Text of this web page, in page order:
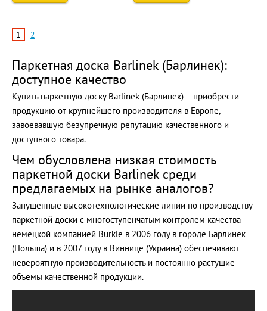
1 2
Паркетная доска Barlinek (Барлинек):
доступное качество
Купить паркетную доску Barlinek (Барлинек) – приобрести
продукцию от крупнейшего производителя в Европе,
завоевавшую безупречную репутацию качественного и
доступного товара.
Чем обусловлена низкая стоимость
паркетной доски Barlinek среди
предлагаемых на рынке аналогов?
Запущенные высокотехнологические линии по производству
паркетной доски с многоступенчатым контролем качества
немецкой компанией Burkle в 2006 году в городе Барлинек
(Польша) и в 2007 году в Виннице (Украина) обеспечивают
невероятную производительность и постоянно растущие
объемы качественной продукции.